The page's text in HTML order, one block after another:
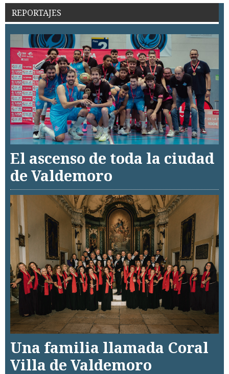
REPORTAJES
El ascenso de toda la ciudad
de Valdemoro
Una familia llamada Coral
Villa de Valdemoro